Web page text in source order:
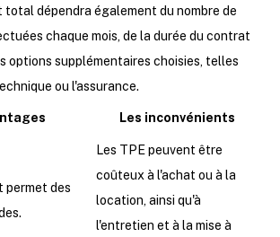
total dépendra également du nombre de
chaque mois, de la durée du contrat
options supplémentaires choisies, telles
ou l'assurance.
Les inconvénients
permet des
Les TPE peuvent être
coûteux à l'achat ou à la
location, ainsi qu'à
l'entretien et à la mise à